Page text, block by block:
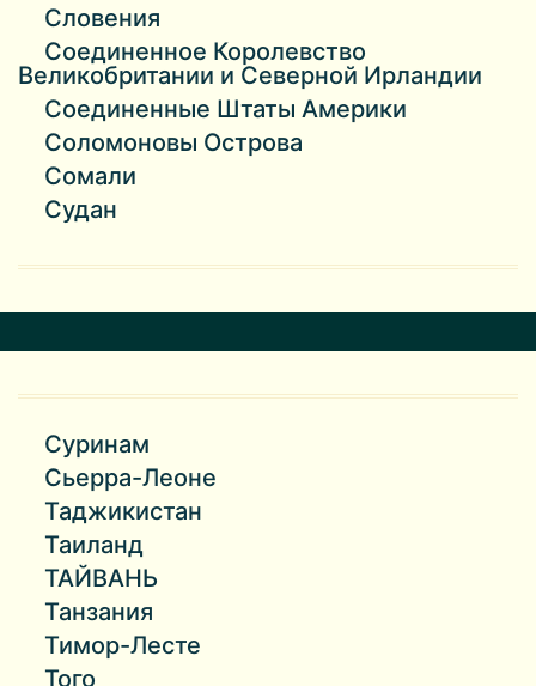
Словения
Соединенное Королевство
Великобритании и Северной Ирландии
Соединенные Штаты Америки
Соломоновы Острова
Сомали
Судан
Суринам
Сьерра-Леоне
Таджикистан
Таиланд
ТАЙВАНЬ
Танзания
Тимор-Лесте
Того